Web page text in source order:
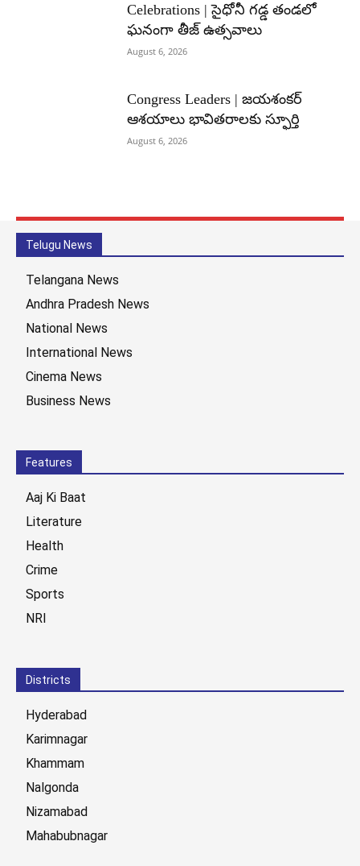
Celebrations | సైధోనీ గడ్డ తండలో
ఘనంగా తీజ్ ఉత్సవాలు
August 6, 2026
Congress Leaders | జయశంకర్
ఆశయాలు భావితరాలకు స్ఫూర్తి
August 6, 2026
Telugu News
Telangana News
Andhra Pradesh News
National News
International News
Cinema News
Business News
Features
Aaj Ki Baat
Literature
Health
Crime
Sports
NRI
Districts
Hyderabad
Karimnagar
Khammam
Nalgonda
Nizamabad
Mahabubnagar